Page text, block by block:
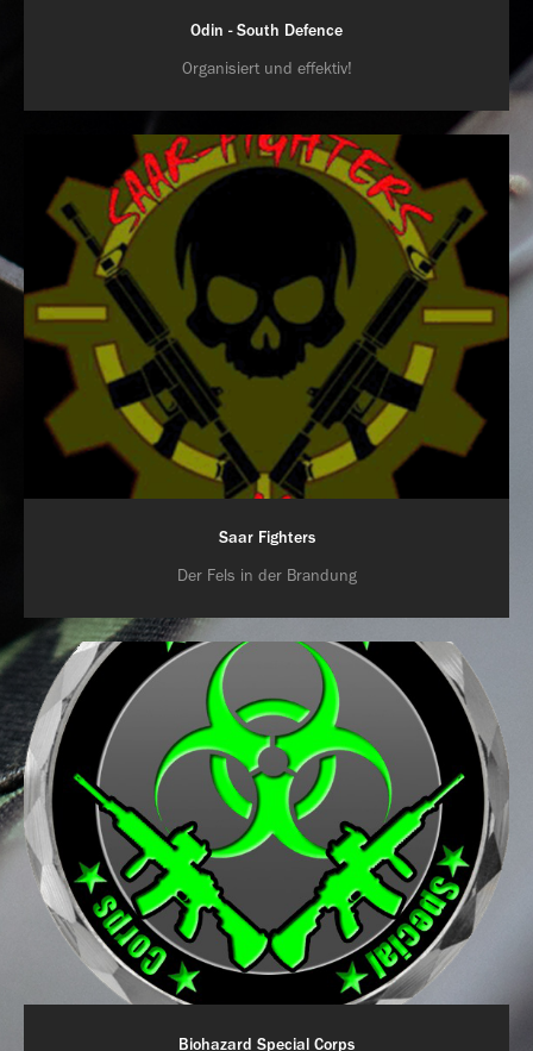
Odin - South Defence
Organisiert und effektiv!
Saar Fighters
Der Fels in der Brandung
Biohazard Special Corps